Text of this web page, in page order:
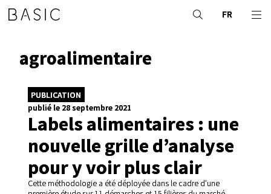
FR
agroalimentaire
PUBLICATION
publié le 28 septembre 2021
Labels alimentaires : une
nouvelle grille d’analyse
pour y voir plus clair
Cette méthodologie a été déployée dans le cadre d’une